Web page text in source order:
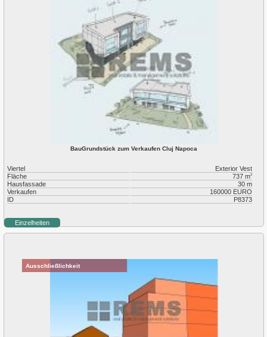
BauGrundstück zum Verkaufen Cluj Napoca
Viertel
Exterior Vest
Fläche
737 m2
Hausfassade
30 m
Verkaufen
160000 EURO
ID
P8373
Einzelheiten
Ausschließlichkeit